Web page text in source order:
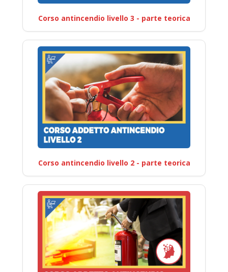
Corso antincendio livello 3 - parte teorica
Corso antincendio livello 2 - parte teorica